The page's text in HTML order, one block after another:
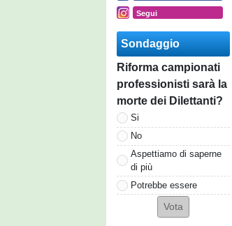
Segui
Sondaggio
Riforma campionati
professionisti sarà la
morte dei Dilettanti?
Si
No
Aspettiamo di saperne
di più
Potrebbe essere